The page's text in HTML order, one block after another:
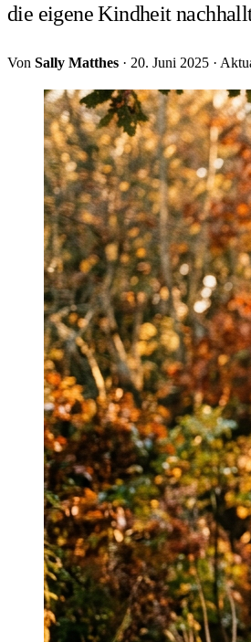
die eigene Kindheit
Von Sally Matthes · 20. Juni 2025 ·